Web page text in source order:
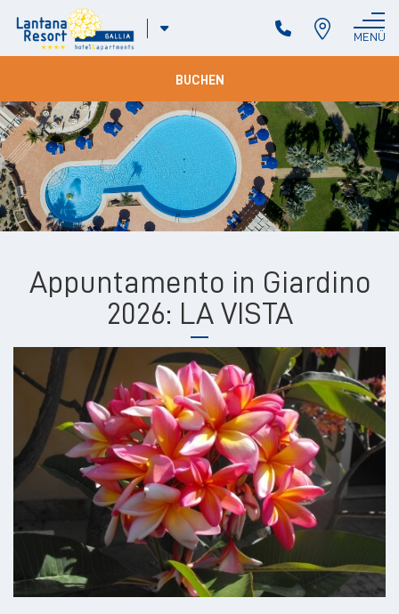
ENG
BUCHEN
MENÜ
Appuntamento in Giardino
2026: LA VISTA